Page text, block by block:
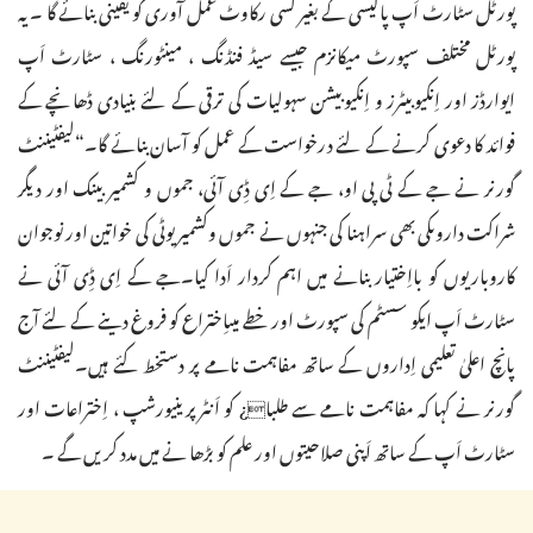
پورٹل مختلف سپورٹ میکانزم جیسے سیڈ فنڈنگ ، مینٹورنگ ، سٹارٹ اَپ
ایوارڈز اور اِنکیوبیٹرز و اِنکیوبیشن سہولیات کی ترقی کے لئے بنیادی ڈھانچے کے
فوائد کا دعوی کرنے کے لئے درخواست کے عمل کو آسان بنائے گا۔“لیفٹیننٹ
گورنر نے جے کے ٹی پی او، جے کے اِی ڈِی آئی، جموں و کشمیر بینک اور دیگر
شراکت داروںکی بھی سراہنا کی جنہوں نے جموں وکشمیر یوٹی کی خواتین اور نوجوان
کاروباریوں کو بااِختیار بنانے میں اہم کردار اَدا کیا۔جے کے اِی ڈِی آئی نے
سٹارٹ اَپ ایکو سسٹم کی سپورٹ اور خطے میںاِختراع کو فروغ دینے کے لئے آج
پانچ اعلیٰ تعلیمی اِداروں کے ساتھ مفاہمت نامے پر دستخط کئے ہیں۔لیفٹیننٹ
گورنر نے کہا کہ مفاہمت نامے سے طلبا¿ کو اَنٹرپرینیورشپ ، اِختراعات اور
سٹارٹ اَپ کے ساتھ اَپنی صلاحیتوں اور علم کو بڑھا نے میں مدد کریں گے ۔